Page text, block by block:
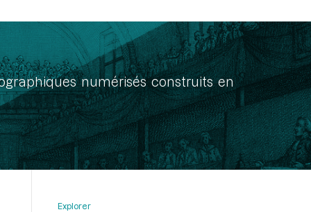
numérisés construits en
Explorer